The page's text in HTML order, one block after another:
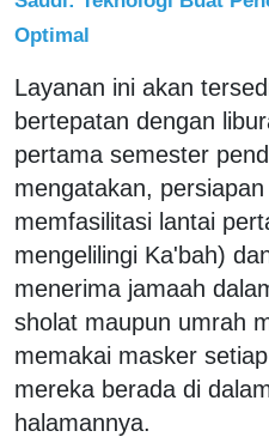
Optimal
Layanan ini akan
bertepatan dengan
pertama semester
mengatakan,
memfasilitasi lantai
mengelilingi Ka'bah)
menerima jamaah
sholat maupun umrah
memakai masker
mereka berada di
halamannya.